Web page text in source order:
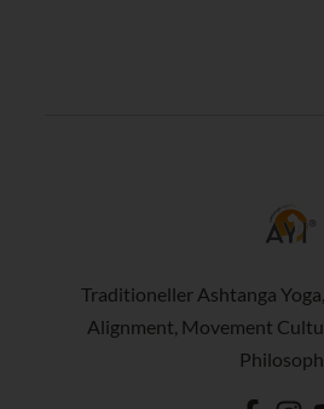
Traditioneller Ashtanga
Alignment, Movement